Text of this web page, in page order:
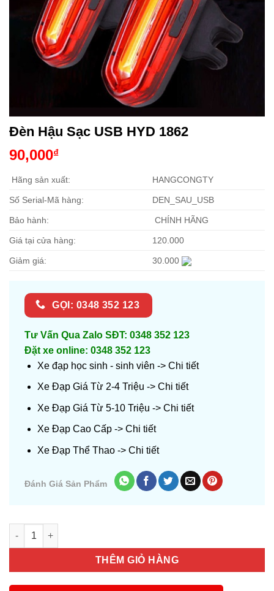
Đèn Hậu Sạc USB HYD 1862
90,000₫
Hãng sản xuất: HANGCONGTY
Số Serial-Mã hàng: DEN_SAU_USB
Bảo hành: CHÍNH HÃNG
Giá tại cửa hàng: 120.000
Giảm giá: 30.000
GỌI: 0348 352 123
Tư Vấn Qua Zalo SĐT: 0348 352 123
Đặt xe online: 0348 352 123
Xe đạp học sinh - sinh viên -> Chi tiết
Xe Đạp Giá Từ 2-4 Triệu -> Chi tiết
Xe Đạp Giá Từ 5-10 Triệu -> Chi tiết
Xe Đạp Cao Cấp -> Chi tiết
Xe Đạp Thể Thao -> Chi tiết
Đánh Giá Sản Phẩm
Số lượng
THÊM GIỎ HÀNG